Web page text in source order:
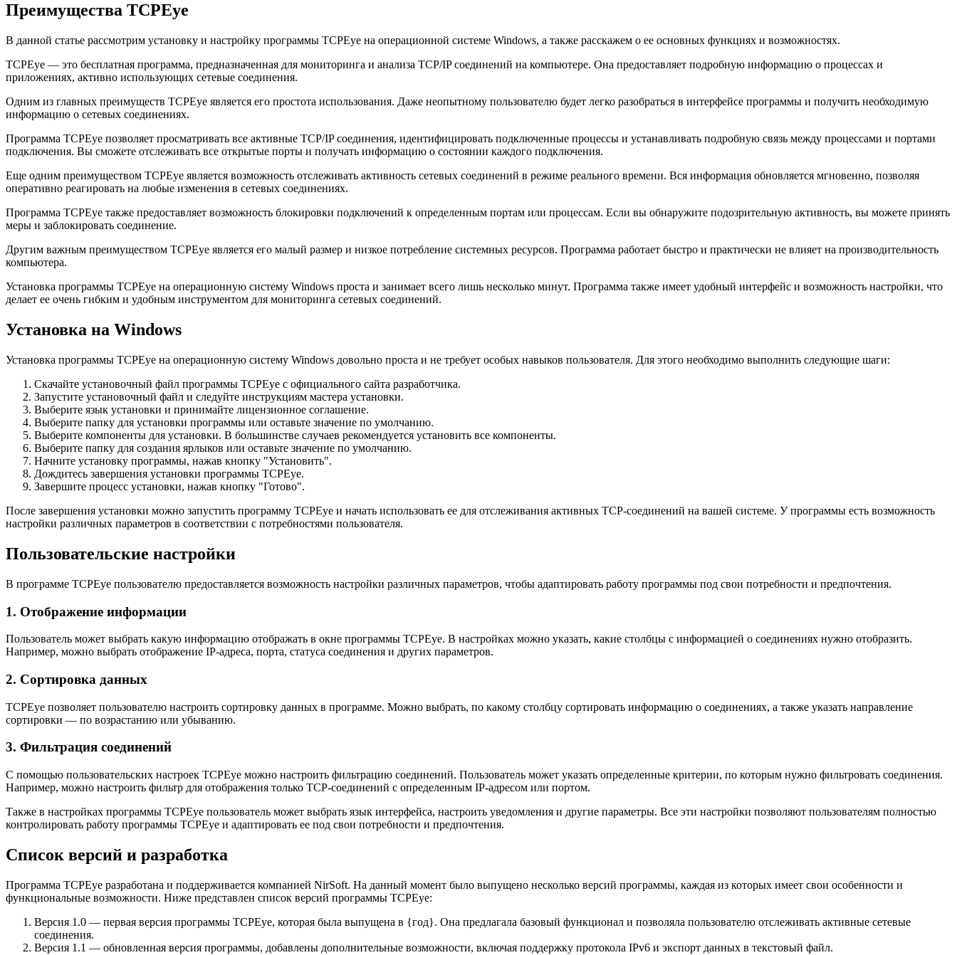
Преимущества TCPEye
В данной статье рассмотрим установку и настройку программы TCPEye на операционной системе Windows, а также расскажем о ее основных функциях и возможностях.
TCPEye — это бесплатная программа, предназначенная для мониторинга и анализа TCP/IP соединений на компьютере. Она предоставляет подробную информацию о процессах и
приложениях, активно использующих сетевые соединения.
Одним из главных преимуществ TCPEye является его простота использования. Даже неопытному пользователю будет легко разобраться в интерфейсе программы и получить необходимую
информацию о сетевых соединениях.
Программа TCPEye позволяет просматривать все активные TCP/IP соединения, идентифицировать подключенные процессы и устанавливать подробную связь между процессами и портами
подключения. Вы сможете отслеживать все открытые порты и получать информацию о состоянии каждого подключения.
Еще одним преимуществом TCPEye является возможность отслеживать активность сетевых соединений в режиме реального времени. Вся информация обновляется мгновенно, позволяя
оперативно реагировать на любые изменения в сетевых соединениях.
Программа TCPEye также предоставляет возможность блокировки подключений к определенным портам или процессам. Если вы обнаружите подозрительную активность, вы можете принять
меры и заблокировать соединение.
Другим важным преимуществом TCPEye является его малый размер и низкое потребление системных ресурсов. Программа работает быстро и практически не влияет на производительность
компьютера.
Установка программы TCPEye на операционную систему Windows проста и занимает всего лишь несколько минут. Программа также имеет удобный интерфейс и возможность настройки, что
делает ее очень гибким и удобным инструментом для мониторинга сетевых соединений.
Установка на Windows
Установка программы TCPEye на операционную систему Windows довольно проста и не требует особых навыков пользователя. Для этого необходимо выполнить следующие шаги:
Скачайте установочный файл программы TCPEye с официального сайта разработчика.
Запустите установочный файл и следуйте инструкциям мастера установки.
Выберите язык установки и принимайте лицензионное соглашение.
Выберите папку для установки программы или оставьте значение по умолчанию.
Выберите компоненты для установки. В большинстве случаев рекомендуется установить все компоненты.
Выберите папку для создания ярлыков или оставьте значение по умолчанию.
Начните установку программы, нажав кнопку "Установить".
Дождитесь завершения установки программы TCPEye.
Завершите процесс установки, нажав кнопку "Готово".
После завершения установки можно запустить программу TCPEye и начать использовать ее для отслеживания активных TCP-соединений на вашей системе. У программы есть возможность
настройки различных параметров в соответствии с потребностями пользователя.
Пользовательские настройки
В программе TCPEye пользователю предоставляется возможность настройки различных параметров, чтобы адаптировать работу программы под свои потребности и предпочтения.
1. Отображение информации
Пользователь может выбрать какую информацию отображать в окне программы TCPEye. В настройках можно указать, какие столбцы с информацией о соединениях нужно отобразить.
Например, можно выбрать отображение IP-адреса, порта, статуса соединения и других параметров.
2. Сортировка данных
TCPEye позволяет пользователю настроить сортировку данных в программе. Можно выбрать, по какому столбцу сортировать информацию о соединениях, а также указать направление
сортировки — по возрастанию или убыванию.
3. Фильтрация соединений
С помощью пользовательских настроек TCPEye можно настроить фильтрацию соединений. Пользователь может указать определенные критерии, по которым нужно фильтровать соединения.
Например, можно настроить фильтр для отображения только TCP-соединений с определенным IP-адресом или портом.
Также в настройках программы TCPEye пользователь может выбрать язык интерфейса, настроить уведомления и другие параметры. Все эти настройки позволяют пользователям полностью
контролировать работу программы TCPEye и адаптировать ее под свои потребности и предпочтения.
Список версий и разработка
Программа TCPEye разработана и поддерживается компанией NirSoft. На данный момент было выпущено несколько версий программы, каждая из которых имеет свои особенности и
функциональные возможности. Ниже представлен список версий программы TCPEye:
Версия 1.0 — первая версия программы TCPEye, которая была выпущена в {год}. Она предлагала базовый функционал и позволяла пользователю отслеживать активные сетевые
соединения.
Версия 1.1 — обновленная версия программы, добавлены дополнительные возможности, включая поддержку протокола IPv6 и экспорт данных в текстовый файл.